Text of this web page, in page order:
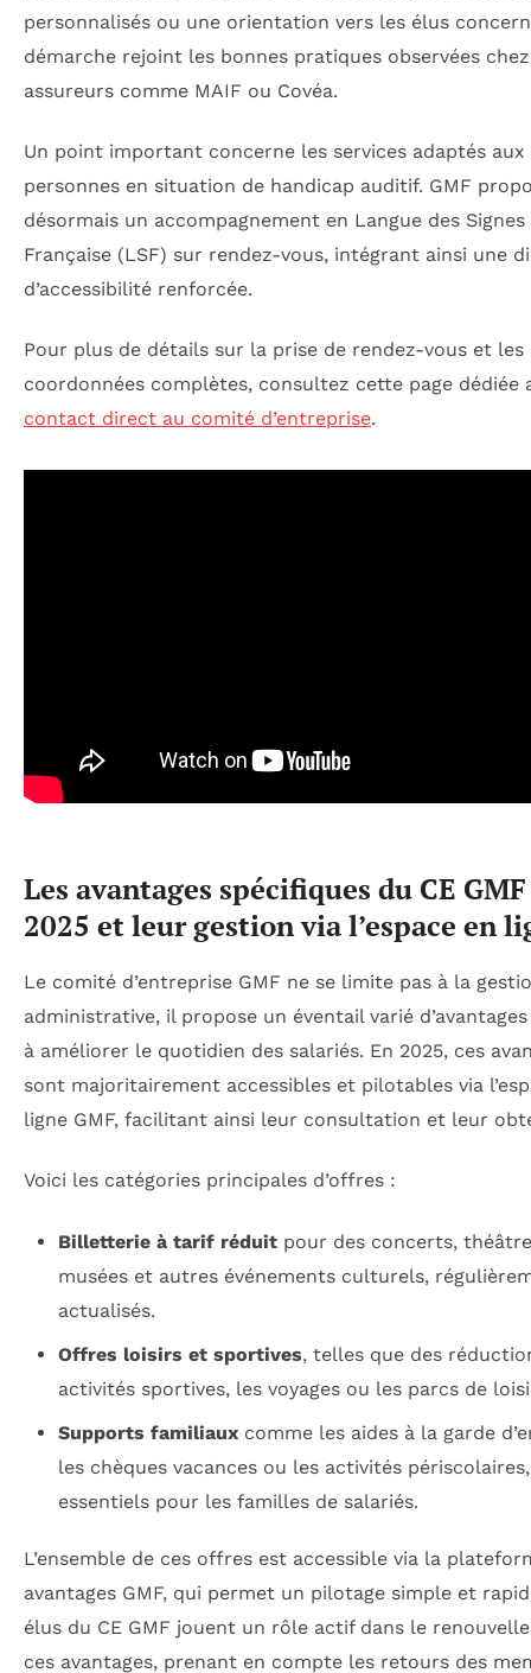
personnalisés ou une orientation vers les élus
démarche rejoint les bonnes pratiques observées chez
assureurs comme MAIF ou Covéa.
Un point important concerne les services adaptés aux
personnes en situation de handicap auditif. GMF
désormais un accompagnement en Langue des Signes
Française (LSF) sur rendez-vous, intégrant ainsi une
d’accessibilité renforcée.
Pour plus de détails sur la prise de rendez-vous et les
coordonnées complètes, consultez cette page dédiée
contact direct au comité d’entreprise.
Les avantages spécifiques du CE
2025 et leur gestion via l’espace en
Le comité d’entreprise GMF ne se limite pas à la
administrative, il propose un éventail varié
à améliorer le quotidien des salariés. En 2025, ces
sont majoritairement accessibles et pilotables via
ligne GMF, facilitant ainsi leur consultation et leur
Voici les catégories principales d’offres :
Billetterie à tarif réduitpour des concerts,
musées et autres événements culturels,
actualisés.
Offres loisirs et sportives, telles que des
activités sportives, les voyages ou les parcs de
Supports familiauxcomme les aides à la garde
les chèques vacances ou les activités périscolaires,
essentiels pour les familles de salariés.
L’ensemble de ces offres est accessible via la
avantages GMF, qui permet un pilotage simple et
élus du CE GMF jouent un rôle actif dans le
ces avantages, prenant en compte les retours des